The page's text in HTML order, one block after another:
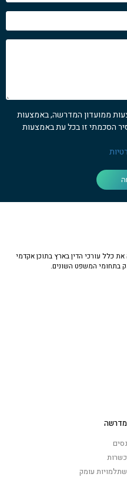
ממועדון המדרשה, באמצעות
הסכמתי זו בכל עת באמצעות
כלל עורכי הדין בארץ בתוכן אקדמי
בתחומי המשפט השונים.
עומק